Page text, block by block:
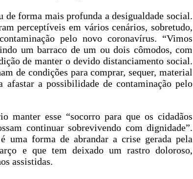
de forma mais profunda a desigualdade social.
perceptíveis em vários cenários, sobretudo,
pelo novo coronavírus. “Vimos
um barraco de um ou dois cômodos, com
de manter o devido distanciamento social.
de condições para comprar, sequer, material
afastar a possibilidade de contaminação pelo
manter esse “socorro para que os cidadãos
continuar sobrevivendo com dignidade”.
uma forma de abrandar a crise gerada pela
e que tem deixado um rastro doloroso,
assistidas.